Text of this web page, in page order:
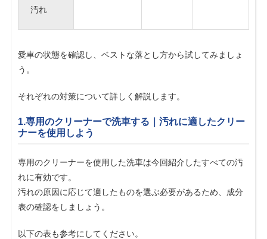
汚れ
愛車の状態を確認し、ベストな落とし方から試してみましょ
う。
それぞれの対策について詳しく解説します。
1.専用のクリーナーで洗車する｜汚れに適したクリー
ナーを使用しよう
専用のクリーナーを使用した洗車は今回紹介したすべての汚
れに有効です。
汚れの原因に応じて適したものを選ぶ必要があるため、成分
表の確認をしましょう。
以下の表も参考にしてください。